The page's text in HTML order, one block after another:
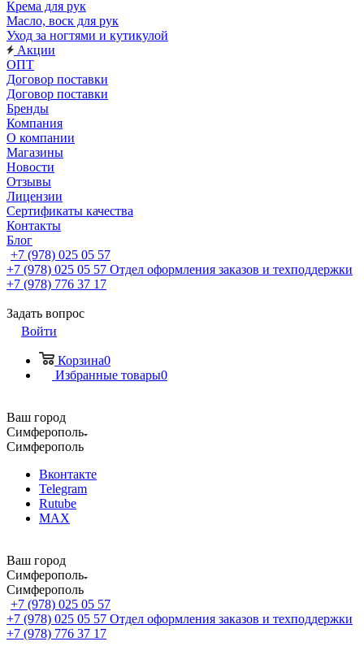
Крема для рук
Масло, воск для рук
Уход за ногтями и кутикулой
Акции
ОПТ
Договор поставки
Договор поставки
Бренды
Компания
О компании
Магазины
Новости
Отзывы
Лицензии
Сертификаты качества
Контакты
Блог
+7 (978) 025 05 57
+7 (978) 025 05 57 Отдел оформления заказов и техподдержки
+7 (978) 776 37 17
Задать вопрос
Войти
Корзина0
Избранные товары0
Ваш город
Симферополь
Симферополь
Вконтакте
Telegram
Rutube
MAX
Ваш город
Симферополь
Симферополь
+7 (978) 025 05 57
+7 (978) 025 05 57 Отдел оформления заказов и техподдержки
+7 (978) 776 37 17